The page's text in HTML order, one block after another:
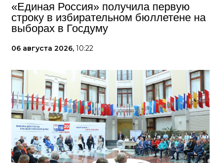
«Единая Россия» получила первую
строку в избирательном бюллетене на
выборах в Госдуму
06 августа 2026, 10:22